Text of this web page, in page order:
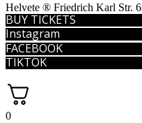
Helvete ® Friedrich Karl Str.
BUY TICKETS
Instagram
FACEBOOK
TIKTOK
0